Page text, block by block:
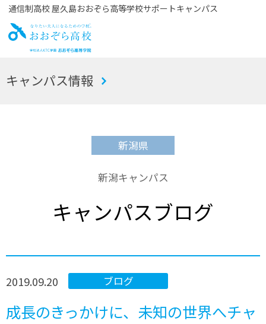
通信制高校 屋久島おおぞら高等学校サポートキャンパス
お
キャンパス情報
新潟県
新潟キャンパス
キャンパスブログ
ブログ
2019.09.20
成長のきっかけに、未知の世界へチャ